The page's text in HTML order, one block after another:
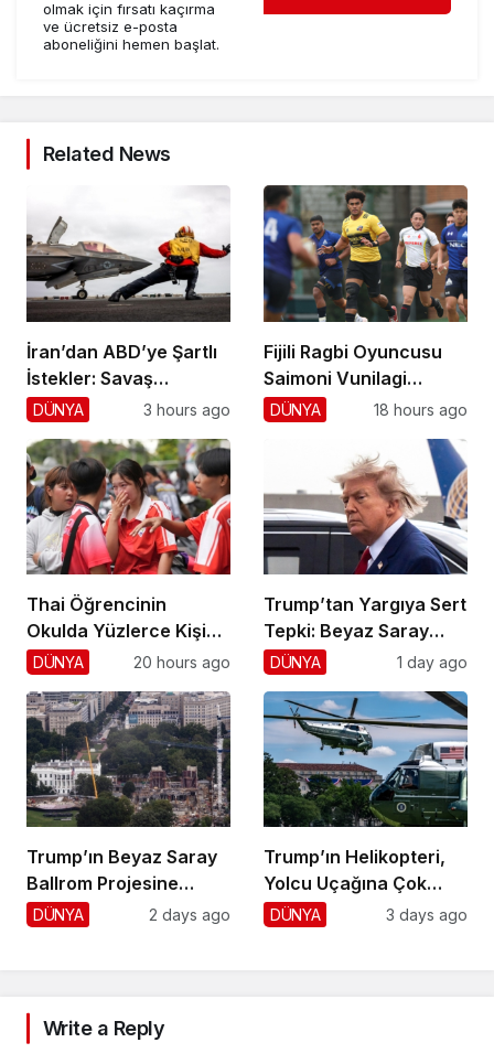
olmak için fırsatı kaçırma
ve ücretsiz e-posta
aboneliğini hemen başlat.
Related News
İran’dan ABD’ye Şartlı
İstekler: Savaş
Sonlansın!
DÜNYA 3 hours ago
Fijili Ragbi Oyuncusu
Saimoni Vunilagi
Hayatını Kaybetti
DÜNYA 18 hours ago
Thai Öğrencinin
Okulda Yüzlerce Kişiyi
Vurdu!
DÜNYA 20 hours ago
Trump’tan Yargıya Sert
Tepki: Beyaz Saray
Krizi!
DÜNYA 1 day ago
Trump’ın Beyaz Saray
Ballrom Projesine
Durdurma
DÜNYA 2 days ago
Trump’ın Helikopteri,
Yolcu Uçağına Çok
Yaklaştı!
DÜNYA 3 days ago
Write a Reply